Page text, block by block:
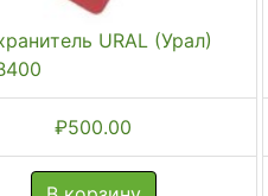
URAL (Урал)
₽500.00